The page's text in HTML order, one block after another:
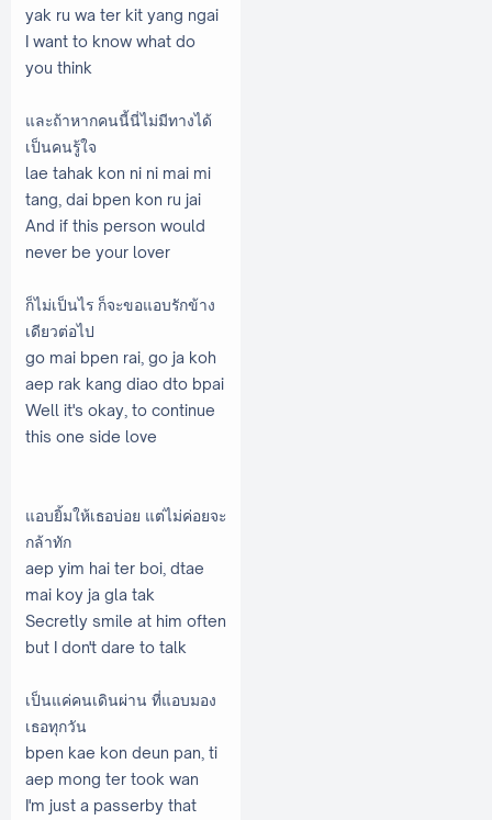
yak ru wa ter kit yang ngai
I want to know what do
you think
และถ้าหากคนนี้นี่ไม่มีทางได้
เป็นคนรู้ใจ
lae tahak kon ni ni mai mi
tang, dai bpen kon ru jai
And if this person would
never be your lover
ก็ไม่เป็นไร ก็จะขอแอบรักข้าง
เดียวต่อไป
go mai bpen rai, go ja koh
aep rak kang diao dto bpai
Well it's okay, to continue
this one side love
แอบยิ้มให้เธอบ่อย แต่ไม่ค่อยจะ
กล้าทัก
aep yim hai ter boi, dtae
mai koy ja gla tak
Secretly smile at him often
but I don't dare to talk
เป็นแค่คนเดินผ่าน ที่แอบมอง
เธอทุกวัน
bpen kae kon deun pan, ti
aep mong ter took wan
I'm just a passerby that